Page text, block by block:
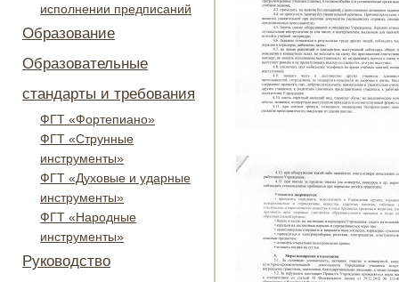
исполнении предписаний
Образование
Образовательные
стандарты и требования
ФГТ «Фортепиано»
ФГТ «Струнные
инструменты»
ФГТ «Духовые и ударные
инструменты»
ФГТ «Народные
инструменты»
Руководство